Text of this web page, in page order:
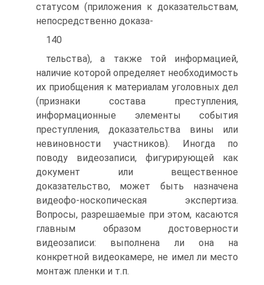
статусом (приложения к доказательствам,
непосредственно доказа-
140
тельства), а также той информацией,
наличие которой определяет необходимость
их приобщения к материалам уголовных дел
(признаки состава преступления,
информационные элементы события
преступления, доказательства вины или
невиновности участников). Иногда по
поводу видеозаписи, фигурирующей как
документ или вещественное
доказательство, может быть назначена
видеофо-носкопическая экспертиза.
Вопросы, разрешаемые при этом, касаются
главным образом достоверности
видеозаписи: выполнена ли она на
конкретной видеокамере, не имел ли место
монтаж пленки и т.п.